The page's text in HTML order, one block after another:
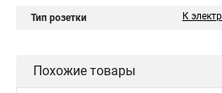
Тип розетки К
Похожие товары